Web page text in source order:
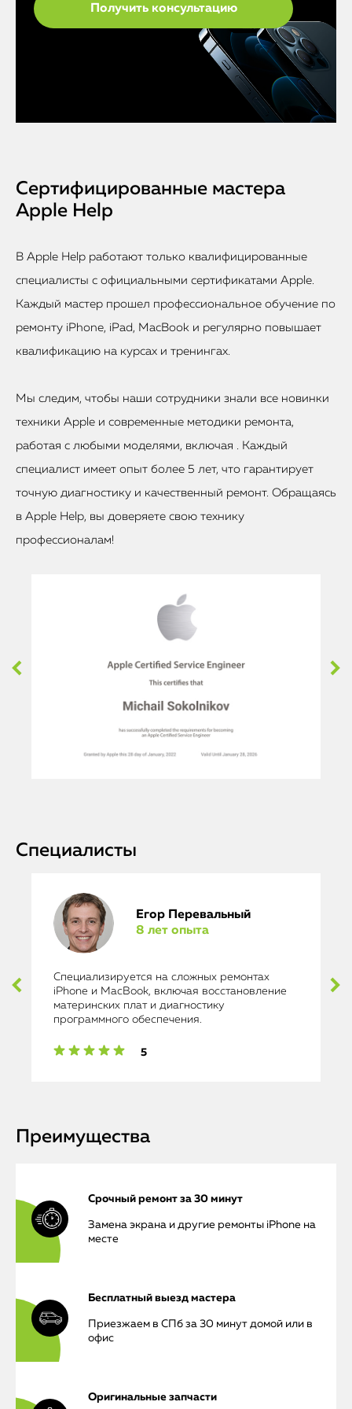
Сертифицированные мастера
Apple Help
В Apple Help работают только квалифицированные
специалисты с официальными сертификатами Apple.
Каждый мастер прошел профессиональное обучение по
ремонту iPhone, iPad, MacBook и регулярно повышает
квалификацию на курсах и тренингах.
Мы следим, чтобы наши сотрудники знали все новинки
техники Apple и современные методики ремонта,
работая с любыми моделями, включая . Каждый
специалист имеет опыт более 5 лет, что гарантирует
точную диагностику и качественный ремонт. Обращаясь
в Apple Help, вы доверяете свою технику
профессионалам!
Специалисты
Егор Перевальный
8 лет опыта
Специализируется на сложных ремонтах
iPhone и MacBook, включая восстановление
материнских плат и диагностику
программного обеспечения.
5
Преимущества
Срочный ремонт за 30 минут
Замена экрана и другие ремонты iPhone на
месте
Бесплатный выезд мастера
Приезжаем в СПб за 30 минут домой или в
офис
Оригинальные запчасти